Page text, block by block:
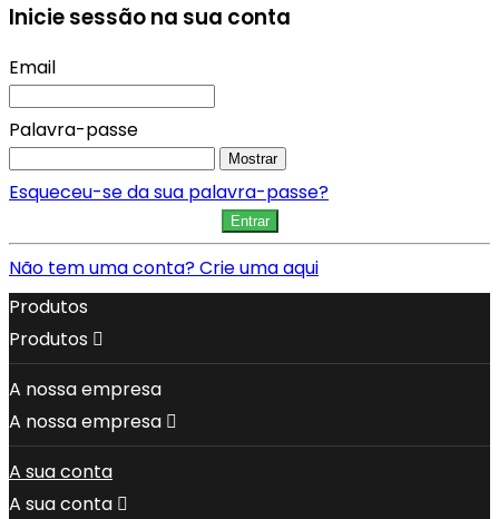
Inicie sessão na sua conta
Email
Palavra-passe
Mostrar
Esqueceu-se da sua palavra-passe?
Entrar
Não tem uma conta? Crie uma aqui
Produtos
Produtos 
A nossa empresa
A nossa empresa 
A sua conta
A sua conta 